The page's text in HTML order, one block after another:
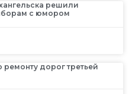
решили
с юмором
дорог третьей